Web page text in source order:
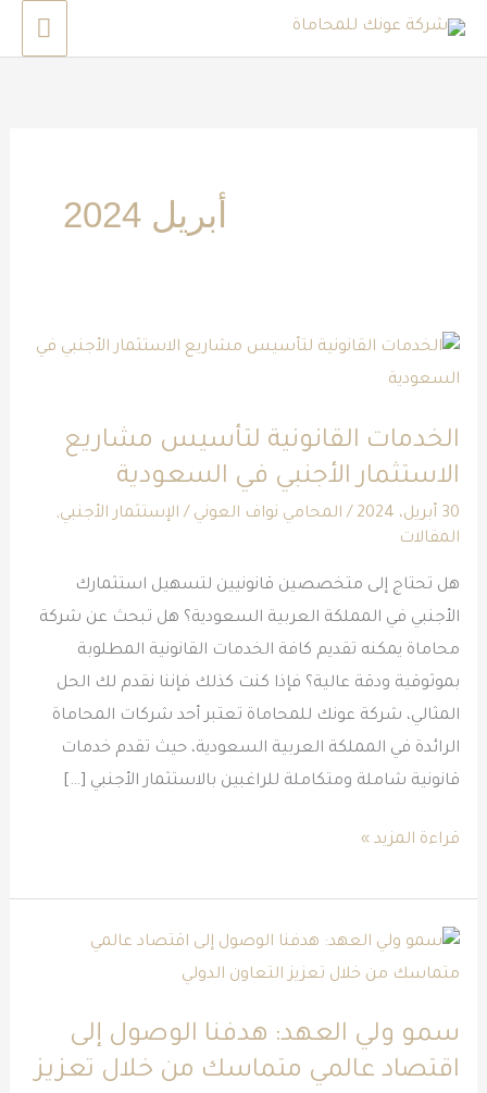
تخطي
أبريل 2024
الخدمات القانونية لتأسيس مشاريع
الاستثمار الأجنبي في السعودية
30 أبريل، 2024 / المحامي نواف العوني/ الإستثمار الأجنبي,
المقالات
هل تحتاج إلى متخصصين قانونيين لتسهيل استثمارك
الأجنبي في المملكة العربية السعودية؟ هل تبحث عن شركة
محاماة يمكنه تقديم كافة الخدمات القانونية المطلوبة
بموثوقية ودقة عالية؟ فإذا كنت كذلك فإننا نقدم لك الحل
المثالي، شركة عونك للمحاماة تعتبر أحد شركات المحاماة
الرائدة في المملكة العربية السعودية، حيث تقدم خدمات
قانونية شاملة ومتكاملة للراغبين بالاستثمار الأجنبي […]
الخدمات
القانونية
مشاريع
الاستثمار
الأجنبي
في
السعودية
قراءة المزيد »
سمو ولي العهد: هدفنا الوصول إلى
اقتصاد عالمي متماسك من خلال تعزيز
سمو
ولي
هدفنا
الوصول